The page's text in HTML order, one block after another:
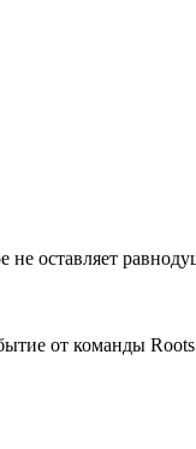
не оставляет
от команды